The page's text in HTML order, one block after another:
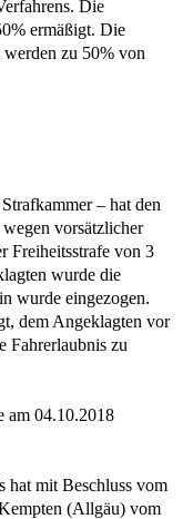
Die
ermäßigt. Die
zu 50% von
– hat den
vorsätzlicher
Freiheitsstrafe von 3
wurde die
wurde eingezogen.
dem Angeklagten vor
Fahrerlaubnis zu
am 04.10.2018
hat mit Beschluss vom
(Allgäu) vom